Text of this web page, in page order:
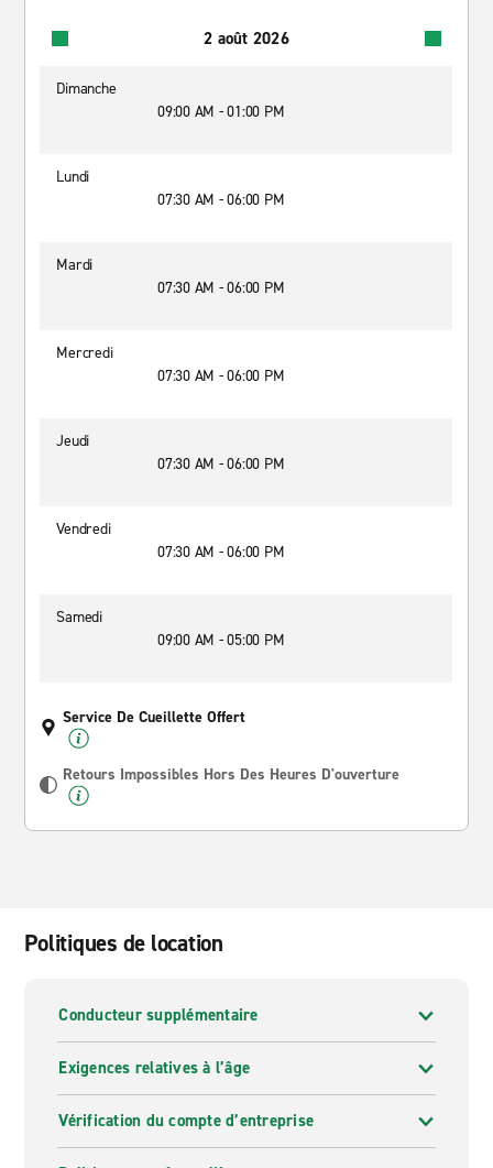
2 août 2026
Dimanche
09:00 AM - 01:00 PM
Lundi
07:30 AM - 06:00 PM
Mardi
07:30 AM - 06:00 PM
Mercredi
07:30 AM - 06:00 PM
Jeudi
07:30 AM - 06:00 PM
Vendredi
07:30 AM - 06:00 PM
Samedi
09:00 AM - 05:00 PM
Service De Cueillette Offert
Retours Impossibles Hors Des Heures D'ouverture
Politiques de location
Conducteur supplémentaire
Exigences relatives à l’âge
Vérification du compte d’entreprise